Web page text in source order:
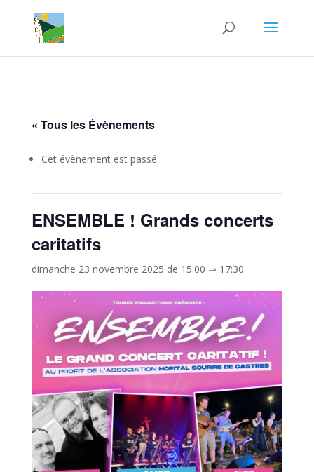
« Tous les Évènements
Cet évènement est passé.
ENSEMBLE ! Grands concerts
caritatifs
dimanche 23 novembre 2025 de 15:00 ⇒ 17:30